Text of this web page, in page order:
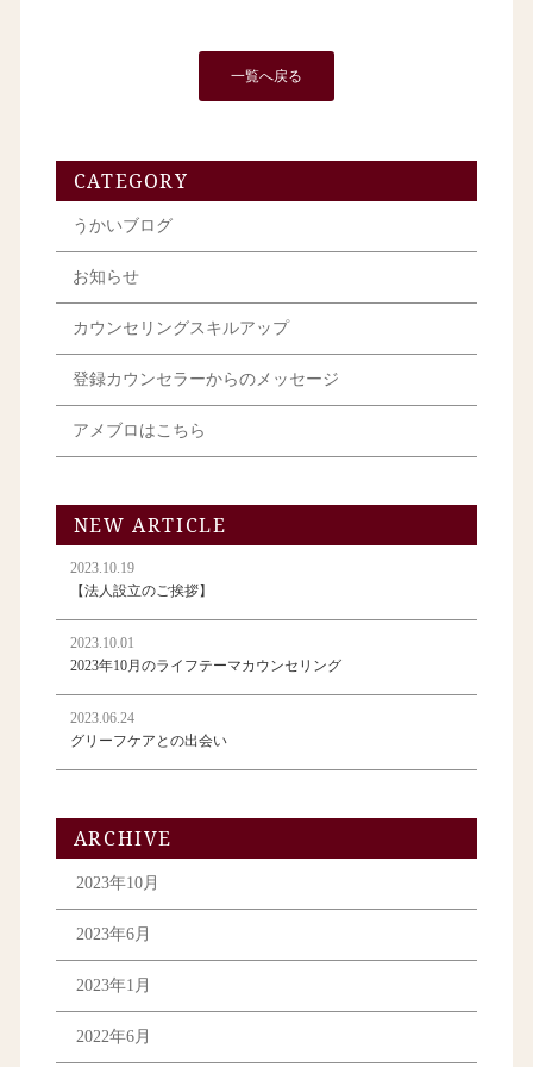
一覧へ戻る
CATEGORY
うかいブログ
お知らせ
カウンセリングスキルアップ
登録カウンセラーからのメッセージ
アメブロはこちら
NEW ARTICLE
2023.10.19
【法人設立のご挨拶】
2023.10.01
2023年10月のライフテーマカウンセリング
2023.06.24
グリーフケアとの出会い
ARCHIVE
2023年10月
2023年6月
2023年1月
2022年6月